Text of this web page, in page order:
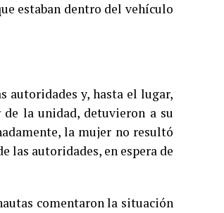
estaban dentro del vehículo
autoridades y, hasta el lugar,
la unidad, detuvieron a su
la mujer no resultó
las autoridades, en espera de
comentaron la situación